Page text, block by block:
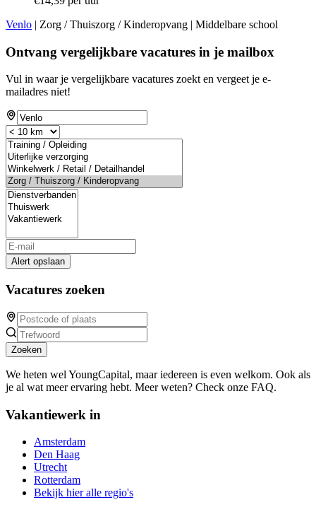
Venlo | Zorg / Thuiszorg / Kinderopvang | Middelbare school
Ontvang vergelijkbare vacatures in je mailbox
Vul in waar je vergelijkbare vacatures zoekt en vergeet je e-
mailadres niet!
Alert opslaan
Vacatures zoeken
Zoeken
We heten wel YoungCapital, maar iedereen is even welkom. Ook als
je al wat meer ervaring hebt. Meer weten? Check onze FAQ.
Vakantiewerk in
Amsterdam
Den Haag
Utrecht
Rotterdam
Bekijk hier alle regio's